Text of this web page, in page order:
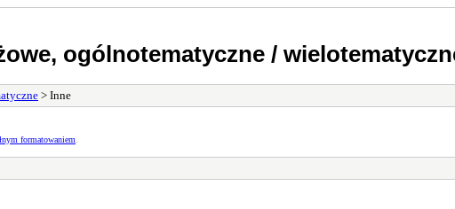
ogólnotematyczne /
> Inne
formatowaniem